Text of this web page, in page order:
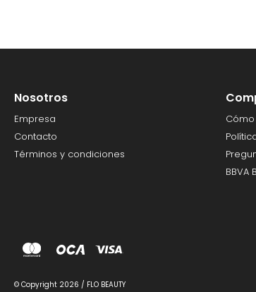
Nosotros
Empresa
Contacto
Términos y condiciones
BBVA
© Copyright 2026 / FLO BEAUTY